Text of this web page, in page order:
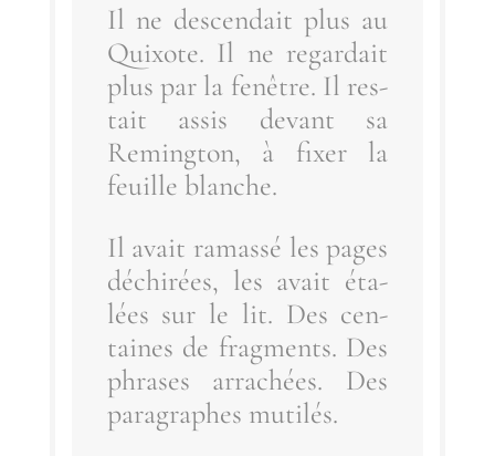
Il ne des­cen­dait plus au
Quixote. Il ne regar­dait
plus par la fenêtre. Il res­
tait assis devant sa
Reming­ton, à fixer la
feuille blanche.
Il avait ramas­sé les pages
déchi­rées, les avait éta­
lées sur le lit. Des cen­
taines de frag­ments. Des
phrases arra­chées. Des
para­graphes mutilés.